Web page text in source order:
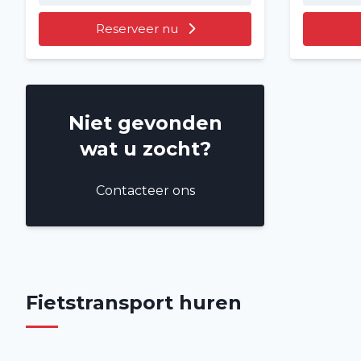
Reserveer nu
Niet gevonden
wat u zocht?
Contacteer ons
Fietstransport huren